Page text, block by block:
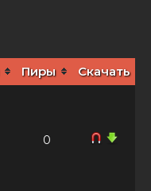
Пиры Скачать
0